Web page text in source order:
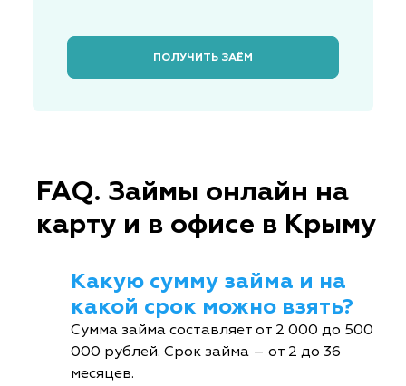
ПОЛУЧИТЬ ЗАЁМ
FAQ. Займы онлайн на
карту и в офисе в Крыму
Какую сумму займа и на
какой срок можно взять?
Сумма займа составляет от 2 000 до 500
000 рублей. Срок займа – от 2 до 36
месяцев.